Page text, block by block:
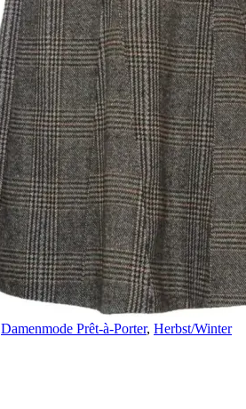
Damenmode Prêt-à-Porter, Herbst/Winter